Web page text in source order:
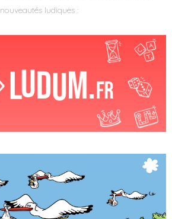
nouveautés ludiques :